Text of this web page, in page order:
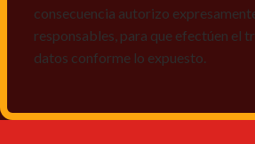
consecuencia autorizo
responsables, para que efectúen el
datos conforme lo expuesto.